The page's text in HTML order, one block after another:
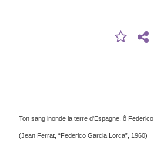
Ton sang inonde la terre d'Espagne, ô Federico
(Jean Ferrat, “Federico Garcia Lorca”, 1960)